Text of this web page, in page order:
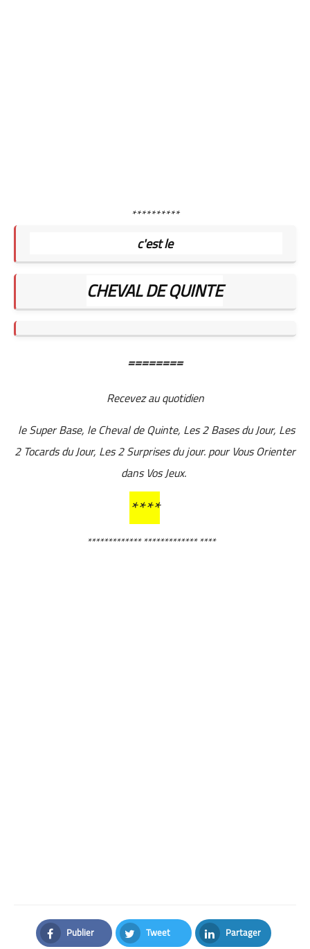
**********
c'est le
CHEVAL DE QUINTE
========
Recevez au quotidien
le Super Base, le Cheval de Quinte, Les 2 Bases du Jour, Les
2 Tocards du Jour, Les 2 Surprises du jour. pour Vous Orienter
dans Vos Jeux.
****
************* ************* ****
Publier Tweet Partager